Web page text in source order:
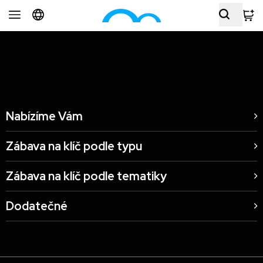
Interaktivní zábava Hotel Anděl, Praha, CZ
Nabízíme Vám
Zábava na klíč podle typu
Zábava na klíč podle tematiky
Dodatečné